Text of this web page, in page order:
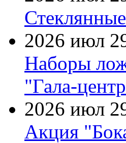
2026 июл
Наборы
"Гала-
2026 июл
Акция